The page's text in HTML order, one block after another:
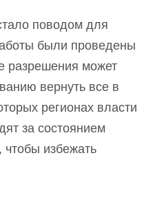
поводом для
были проведены
разрешения может
вернуть все в
регионах власти
за состоянием
избежать